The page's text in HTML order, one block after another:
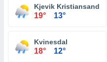
Kjevik Kristiansand
19° 13°
Kvinesdal
18° 12°